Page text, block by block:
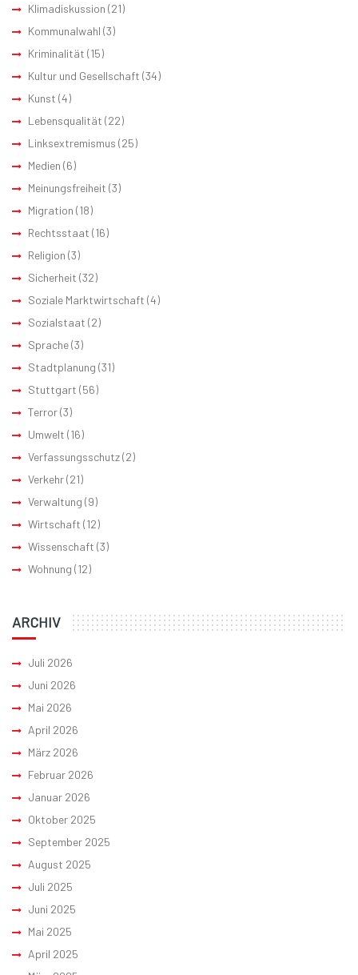
Klimadiskussion (21)
Kommunalwahl (3)
Kriminalität (15)
Kultur und Gesellschaft (34)
Kunst (4)
Lebensqualität (22)
Linksextremismus (25)
Medien (6)
Meinungsfreiheit (3)
Migration (18)
Rechtsstaat (16)
Religion (3)
Sicherheit (32)
Soziale Marktwirtschaft (4)
Sozialstaat (2)
Sprache(3)
Stadtplanung (31)
Stuttgart (56)
Terror(3)
Umwelt (16)
Verfassungsschutz(2)
Verkehr(21)
Verwaltung (9)
Wirtschaft (12)
Wissenschaft (3)
Wohnung (12)
ARCHIV
Juli 2026
Juni 2026
Mai 2026
April 2026
März 2026
Februar 2026
Januar 2026
Oktober 2025
September 2025
August 2025
Juli 2025
Juni 2025
Mai 2025
April 2025